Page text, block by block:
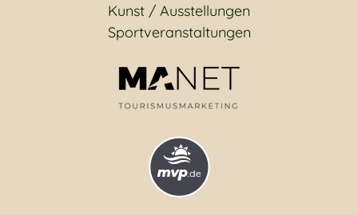
Kunst / Ausstellungen
Sportveranstaltungen